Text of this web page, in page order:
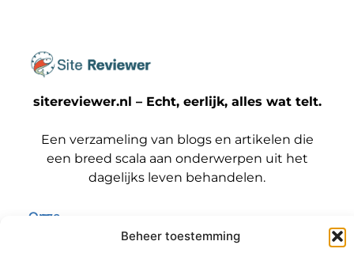
Beheer toestemming
sitereviewer.nl – Echt, eerlijk, alles wat telt.
Een verzameling van blogs en artikelen die
een breed scala aan onderwerpen uit het
dagelijks leven behandelen.
Onze
Bericht categorie